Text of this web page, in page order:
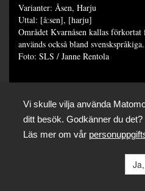
Varianter: Åsen, Harju
Uttal: [å:sen], [harju]
Området Kvarnåsen kallas
används också bland svenskspråkiga.
Foto: SLS / Janne Rentola
Vi skulle vilja använda
ditt besök. Godkänner du det?
Läs mer om vår